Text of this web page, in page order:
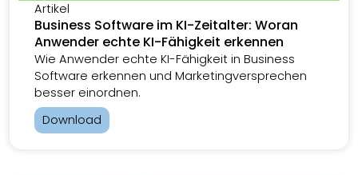
Artikel
Business Software im KI-Zeitalter: Woran
Anwender echte KI-Fähigkeit erkennen
Wie Anwender echte KI-Fähigkeit in Business
Software erkennen und Marketingversprechen
besser einordnen.
Download